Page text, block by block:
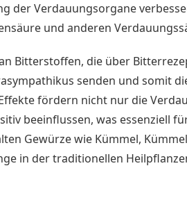
der Verdauungsorgane
und anderen
Bitterstoffen, die über
senden und somit
fördern nicht nur die
beeinflussen, was essenziell
Gewürze wie Kümmel,
in der traditionellen